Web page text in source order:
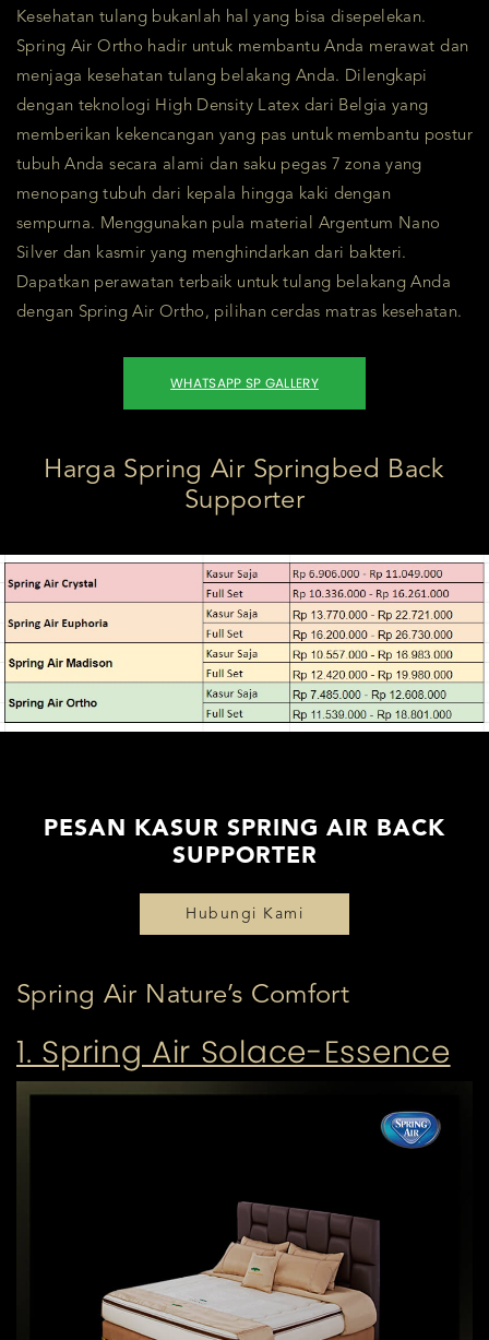
Kesehatan tulang bukanlah hal yang bisa disepelekan.
Spring Air Ortho hadir untuk membantu Anda merawat dan
menjaga kesehatan tulang belakang Anda. Dilengkapi
dengan teknologi High Density Latex dari Belgia yang
memberikan kekencangan yang pas untuk membantu postur
tubuh Anda secara alami dan saku pegas 7 zona yang
menopang tubuh dari kepala hingga kaki dengan
sempurna. Menggunakan pula material Argentum Nano
Silver dan kasmir yang menghindarkan dari bakteri.
Dapatkan perawatan terbaik untuk tulang belakang Anda
dengan Spring Air Ortho, pilihan cerdas matras kesehatan.
WHATSAPP SP GALLERY
Harga Spring Air Springbed Back
Supporter
PESAN KASUR SPRING AIR BACK
SUPPORTER
Hubungi Kami
Spring Air Nature’s Comfort
1. Spring Air Solace-Essence